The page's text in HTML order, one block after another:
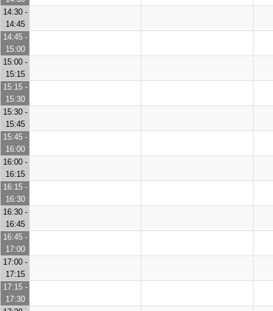
14:30 -
14:45
14:45 -
15:00
15:00 -
15:15
15:15 -
15:30
15:30 -
15:45
15:45 -
16:00
16:00 -
16:15
16:15 -
16:30
16:30 -
16:45
16:45 -
17:00
17:00 -
17:15
17:15 -
17:30